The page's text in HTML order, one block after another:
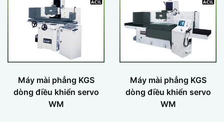
Máy mài phẳng KGS
dòng điều khiển servo
WM
Máy mài phẳng KGS
dòng điều khiển servo
WM